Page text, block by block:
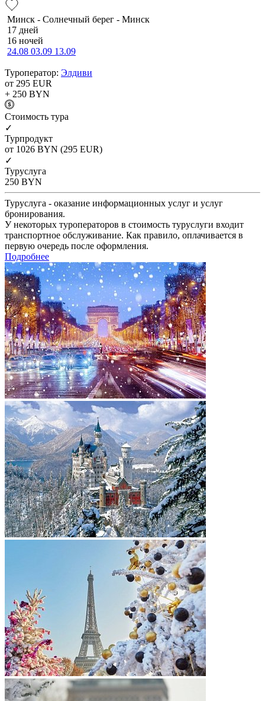
Минск - Солнечный берег - Минск
17 дней
16 ночей
24.08 03.09 13.09
Туроператор: Элдиви
от 295 EUR
+ 250 BYN
Cтоимость тура
✓
Турпродукт
от 1026 BYN (295 EUR)
✓
Туруслуга
250 BYN
Туруслуга - оказание информационных услуг и услуг
бронирования.
У некоторых туроператоров в стоимость туруслуги входит
транспортное обслуживание. Как правило, оплачивается в
первую очередь после оформления.
Подробнее